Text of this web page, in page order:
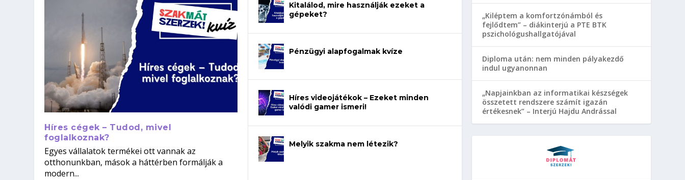
Híres cégek – Tudod, mivel
foglalkoznak?
Egyes vállalatok termékei ott vannak az
otthonunkban, mások a háttérben formálják a
modern...
Kitalálod, mire használják ezeket a
gépeket?
Pénzügyi alapfogalmak kvíze
Híres videojátékok – Ezeket minden
valódi gamer ismeri!
Melyik szakma nem létezik?
„Kiléptem a komfortzónámból és
fejlődtem” – diákinterjú a PTE BTK
pszichológushallgatójával
Diploma után: nem minden pályakezdő
indul ugyanonnan
„Napjainkban az informatikai készségek
összetett rendszere számít igazán
értékesnek” – Interjú Hajdu Andrással